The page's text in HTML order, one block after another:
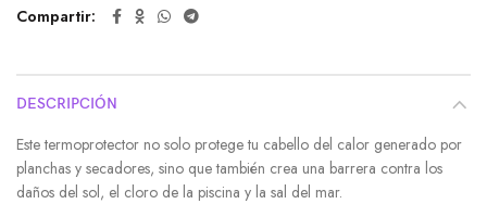
Compartir
DESCRIPCIÓN
Este termoprotector no solo protege tu cabello del calor generado por
planchas y secadores, sino que también crea una barrera contra los
daños del sol, el cloro de la piscina y la sal del mar.